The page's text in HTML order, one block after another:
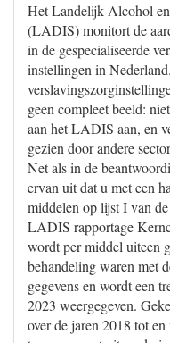
Het Landelijk Alcohol
(LADIS) monitort de
in de gespecialiseerde
instellingen in
geen compleet beeld:
aan het LADIS aan, en
gezien door andere
Net als in de
ervan uit dat u met een
middelen op lijst I van
LADIS rapportage
wordt per middel uiteen
behandeling waren met
gegevens en wordt een
2023 weergegeven.
over de jaren 2018 tot